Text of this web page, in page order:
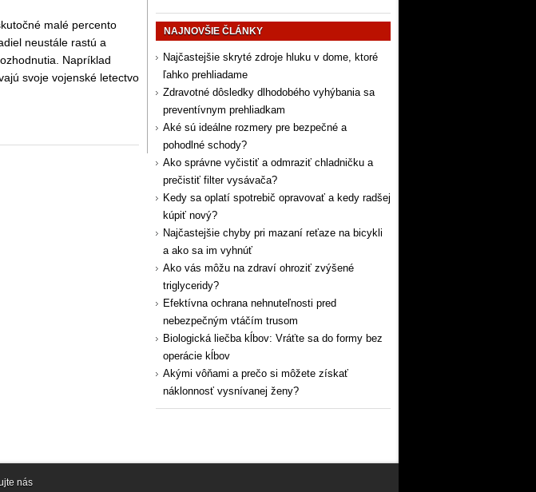
malé percento
neustále rastú a
Napríklad
svoje vojenské letectvo
NAJNOVŠIE ČLÁNKY
Najčastejšie skryté zdroje hluku v dome, ktoré
ľahko prehliadame
Zdravotné dôsledky dlhodobého vyhýbania sa
preventívnym prehliadkam
Aké sú ideálne rozmery pre bezpečné a
pohodlné schody?
Ako správne vyčistiť a odmraziť chladničku a
prečistiť filter vysávača?
Kedy sa oplatí spotrebič opravovať a kedy radšej
kúpiť nový?
Najčastejšie chyby pri mazaní reťaze na bicykli
a ako sa im vyhnúť
Ako vás môžu na zdraví ohroziť zvýšené
triglyceridy?
Efektívna ochrana nehnuteľnosti pred
nebezpečným vtáčím trusom
Biologická liečba kĺbov: Vráťte sa do formy bez
operácie kĺbov
Akými vôňami a prečo si môžete získať
náklonnosť vysnívanej ženy?
nás